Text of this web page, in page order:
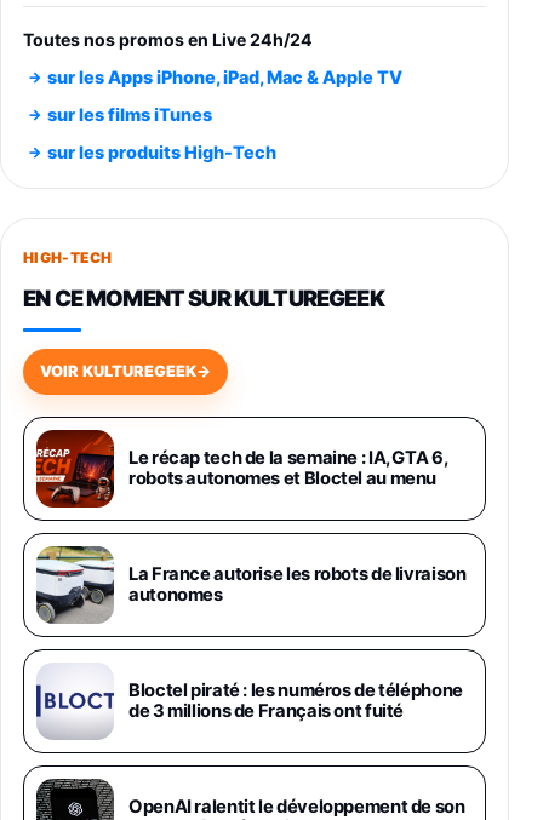
entraénement direct 3 vitesses (33-45-78
trs/min) avec pre-ampli intégré et port USB
Smartphone SAMSUNG Galaxy S26 Ultra
891,99€1199€Fnac (Vendeur Tiers)
Smartphone SAMSUNG Galaxy S26+ Violet
749,99€
648,63€834,71€
Samsung Galaxy Miracle Ultra, Smartphone
Android 5G avec Galaxy AI, 512 Go,
Chargeur Secteur Rapide 25W Inclus,
Smartphone déverrouillé, Noir, Version FR
1019€
Galaxy S26 Ultra 512 Go Bleu
1019€1399€Fnac (Vendeur Tiers)
Galaxy S26 Ultra 256 Go Violet
892€1199€Fnac (Vendeur Tiers)
Philips SHK2000BL - Casque Enfant - Bleu &
Répartiteur Audio 5 Casques, Blanc
24,94€29,96€Fnac (Vendeur Tiers)
Toutes nos promos en Live 24h/24
sur les Apps iPhone, iPad, Mac & Apple TV
sur les films iTunes
sur les produits High-Tech
HIGH-TECH
EN CE MOMENT SUR KULTUREGEEK
VOIR KULTUREGEEK→
Le récap tech de la semaine : IA, GTA 6,
robots autonomes et Bloctel au menu
La France autorise les robots de livraison
autonomes
Bloctel piraté : les numéros de téléphone
de 3 millions de Français ont fuité
OpenAI ralentit le développement de son